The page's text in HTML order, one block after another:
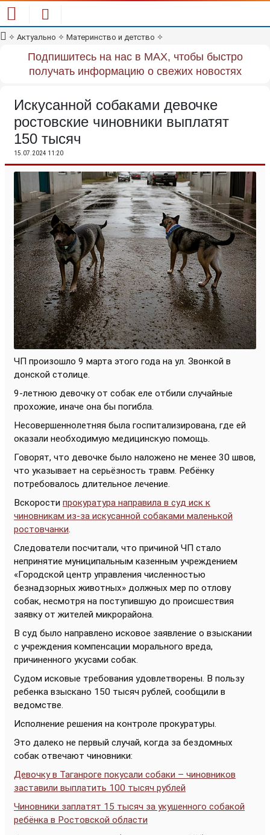
✧ Актуально ✧ Материнство и детство ✧
Подпишитесь на нас в MAX, чтобы быстро
получать информацию о свежих новостях
Искусанной собаками девочке
ростовские чиновники выплатят
150 тысяч
15.07.2024 11:20
ЧП произошло 9 марта этого года на ул. Звонкой в
донской столице.
9-летнюю девочку от собак еле отбили случайные
прохожие, иначе она бы погибла.
Несовершеннолетняя была госпитализирована, где ей
оказали необходимую медицинскую помощь.
Говорят, что девочке было наложено не менее 30 швов,
что указывает на серьёзность травм. Ребёнку
потребовалось длительное лечение.
Вскорости прокуратура направила в суд иск к
чиновникам из-за искусанной собаками маленькой
ростовчанки.
Следователи посчитали, что причиной ЧП стало
непринятие муниципальным казенным учреждением
«Городской центр управления численностью
безнадзорных животных» должных мер по отлову
собак, несмотря на поступившую до происшествия
заявку от жителей микрорайона.
В суд было направлено исковое заявление о взыскании
с учреждения компенсации морального вреда,
причиненного укусами собак.
Судом исковые требования удовлетворены. В пользу
ребенка взыскано 150 тысяч рублей, сообщили в
ведомстве.
Исполнение решения на контроле прокуратуры.
Это далеко не первый случай, когда за бездомных
собак отвечают чиновники:
Девочку в Таганроге покусали собаки – чиновников
заставили выплатить 100 тысяч рублей
Чиновники заплатят 15 тысяч за укушенного собакой
ребёнка в Ростовской области